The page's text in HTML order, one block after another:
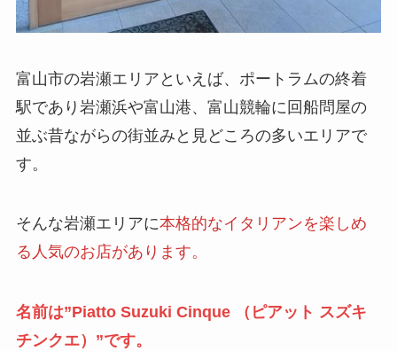
富山市の岩瀬エリアといえば、ポートラムの終着
駅であり岩瀬浜や富山港、富山競輪に回船問屋の
並ぶ昔ながらの街並みと見どころの多いエリアで
す。
そんな岩瀬エリアに本格的なイタリアンを楽しめ
る人気のお店があります。
名前は”Piatto Suzuki Cinque （ピアット スズキ
チンクエ）”です。